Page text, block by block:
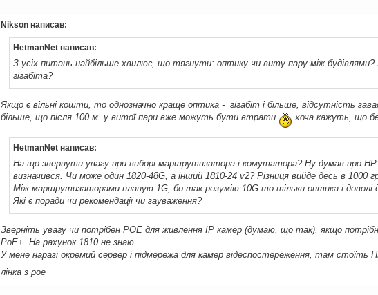
Nikson написав:
HetmanNet написав:
З усіх питань найбільше хвилює, що тягнути: оптику чи виту пару між будівлями?
гігабіта?
Якщо є вільні кошти, то однозначно краще оптика - гігабіт і більше, відсутність
більше, що після 100 м. у витої пари вже можуть бути втрати
хоча кажуть, що
HetmanNet написав:
На що звернути увагу при виборі маршрутизатора і комутатора? Ну думав про
визначився. Чи може один 1820-48G, а інший 1810-24 v2? Різниця вийде десь в
Між маршрутизаторами планую 1G, бо так розумію 10G то тільки оптика і доволі
Які є поради чи рекомендації чи зауваження?
Зверніть увагу чи потрібен РОЕ для живлення ІР камер (думаю, що так), якщо
PoE+. На рахунок 1810 не знаю.
У мене наразі окремий сервер і підмережа для камер відеспостереження, там стоїть
лінка з рое